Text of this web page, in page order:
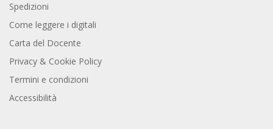
Spedizioni
Come leggere i digitali
Carta del Docente
Privacy & Cookie Policy
Termini e condizioni
Accessibilità